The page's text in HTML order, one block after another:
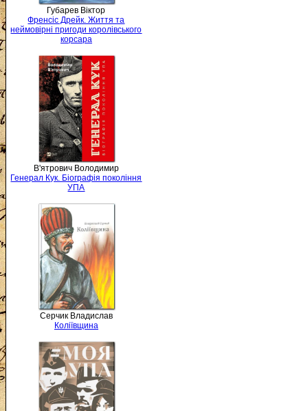
Губарев Віктор
Френсіс Дрейк. Життя та
неймовірні пригоди королівського
корсара
В'ятрович Володимир
Генерал Кук. Біографія покоління
УПА
Серчик Владислав
Коліївщина